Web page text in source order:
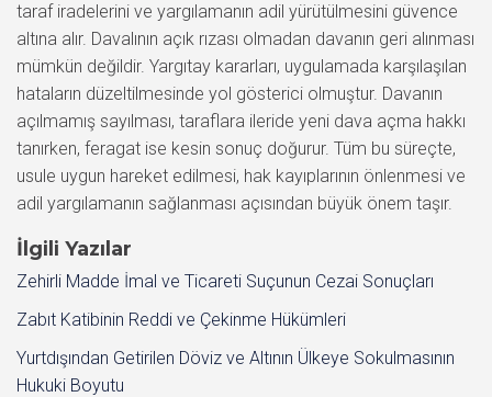
taraf iradelerini ve yargılamanın adil yürütülmesini güvence
altına alır. Davalının açık rızası olmadan davanın geri alınması
mümkün değildir. Yargıtay kararları, uygulamada karşılaşılan
hataların düzeltilmesinde yol gösterici olmuştur. Davanın
açılmamış sayılması, taraflara ileride yeni dava açma hakkı
tanırken, feragat ise kesin sonuç doğurur. Tüm bu süreçte,
usule uygun hareket edilmesi, hak kayıplarının önlenmesi ve
adil yargılamanın sağlanması açısından büyük önem taşır.
İlgili Yazılar
Zehirli Madde İmal ve Ticareti Suçunun Cezai Sonuçları
Zabıt Katibinin Reddi ve Çekinme Hükümleri
Yurtdışından Getirilen Döviz ve Altının Ülkeye Sokulmasının
Hukuki Boyutu